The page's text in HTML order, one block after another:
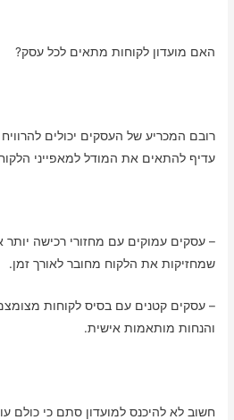
האם מועדון לקוחות מתאים לכל עסק?
רובם המכריע של העסקים יכולים
עדיף להתאים את המודל למאפייני
– עסקים עמוקים עם מחזורי רכישה יותר
שמחזיקות את הלקוח מחובר לאורך זמן.
– עסקים קטנים עם בסיס לקוחות
והנחות מותאמות אישית.
חשוב לא להיכנס למועדון סתם כי כולם